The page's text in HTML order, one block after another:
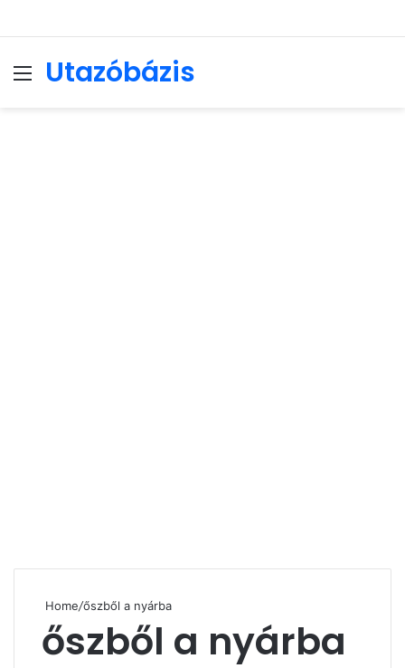
MenuUtazóbázis
Home/őszből a nyárba
őszből a nyárba